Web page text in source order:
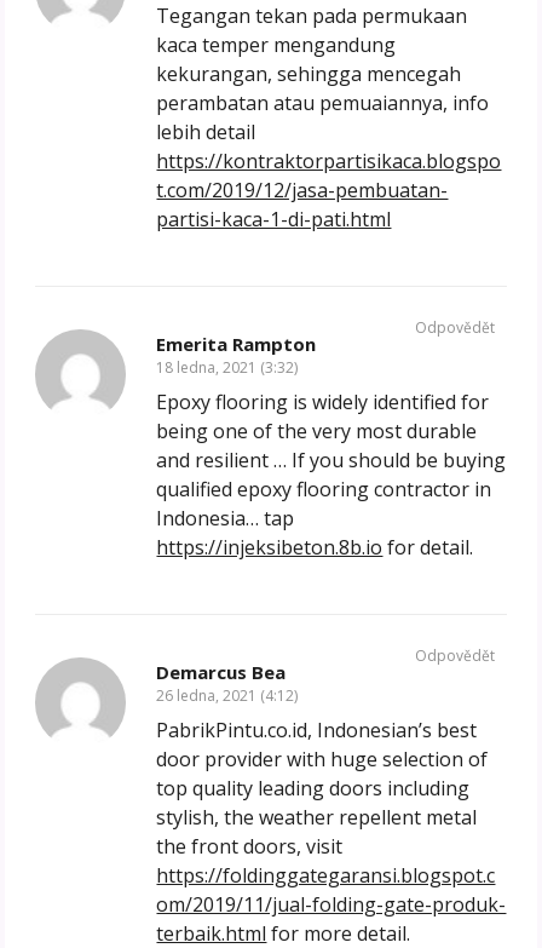
Tegangan tekan pada permukaan
kaca temper mengandung
kekurangan, sehingga mencegah
perambatan atau pemuaiannya, info
lebih detail
https://kontraktorpartisikaca.blogspo
t.com/2019/12/jasa-pembuatan-
partisi-kaca-1-di-pati.html
Emerita Rampton
18 ledna, 2021 (3:32)
Epoxy flooring is widely identified for
being one of the very most durable
and resilient … If you should be buying
qualified epoxy flooring contractor in
Indonesia… tap
https://injeksibeton.8b.io for detail.
Odpovědět
Demarcus Bea
26 ledna, 2021 (4:12)
PabrikPintu.co.id, Indonesian’s best
door provider with huge selection of
top quality leading doors including
stylish, the weather repellent metal
the front doors, visit
https://foldinggategaransi.blogspot.c
om/2019/11/jual-folding-gate-produk-
terbaik.html for more detail.
Odpovědět